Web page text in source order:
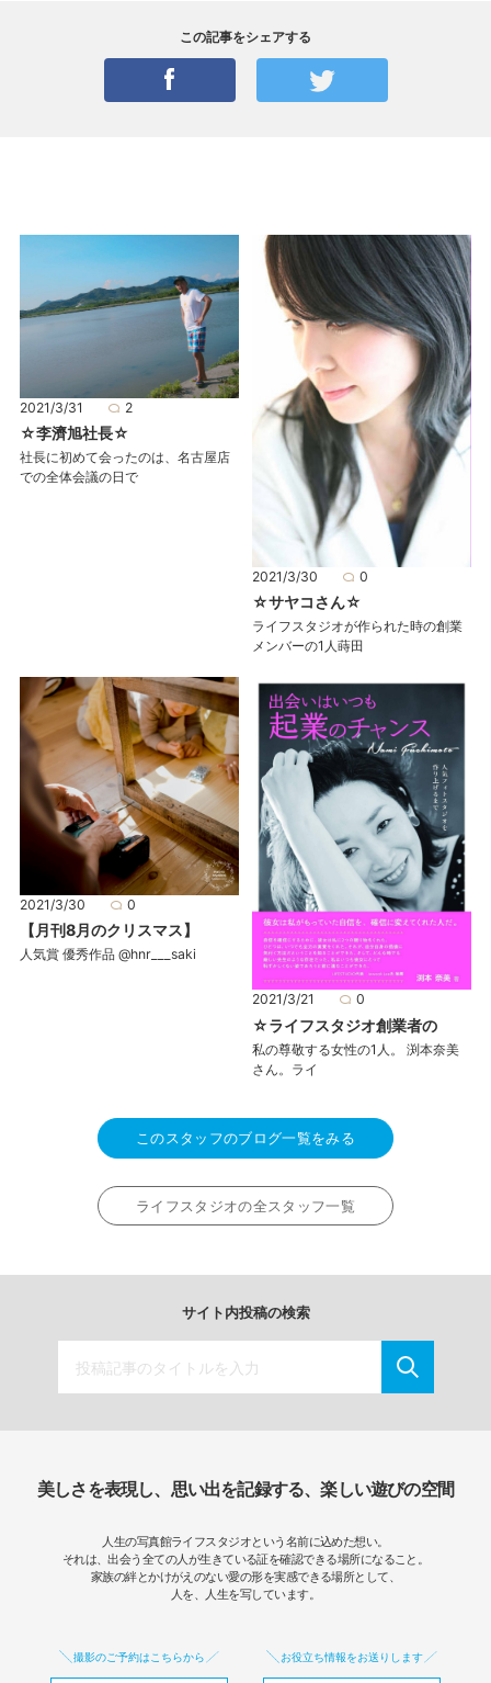
この記事をシェアする
2021/3/31 2
☆李濟旭社長☆
社長に初めて会ったのは、名古屋店
での全体会議の日で
2021/3/30 0
☆サヤコさん☆
ライフスタジオが作られた時の創業
メンバーの1人蒔田
2021/3/30 0
【月刊8月のクリスマス】
人気賞 優秀作品 @hnr___saki
2021/3/21 0
☆ライフスタジオ創業者の
私の尊敬する女性の1人。 渕本奈美
さん。ライ
このスタッフのブログ一覧をみる
ライフスタジオの全スタッフ一覧
サイト内投稿の検索
美しさを表現し、思い出を記録する、楽しい遊びの空間
人生の写真館ライフスタジオという名前に込めた想い。
それは、出会う全ての人が生きている証を確認できる場所になること。
家族の絆とかけがえのない愛の形を実感できる場所として、
人を、人生を写しています。
撮影のご予約はこちらから お役立ち情報をお送りします